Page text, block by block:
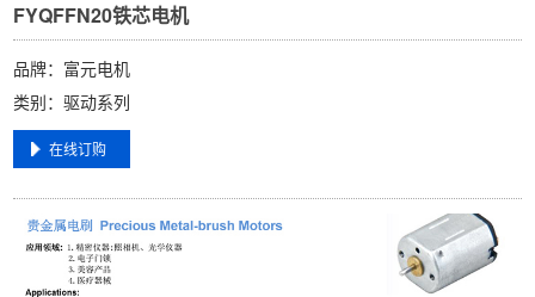
FYQFFN20铁芯电机
品牌：富元电机
类别：驱动系列
在线订购